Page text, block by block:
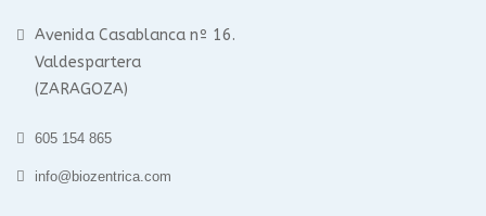
Avenida Casablanca nº 16.
Valdespartera
(ZARAGOZA)
605 154 865
info@biozentrica.com